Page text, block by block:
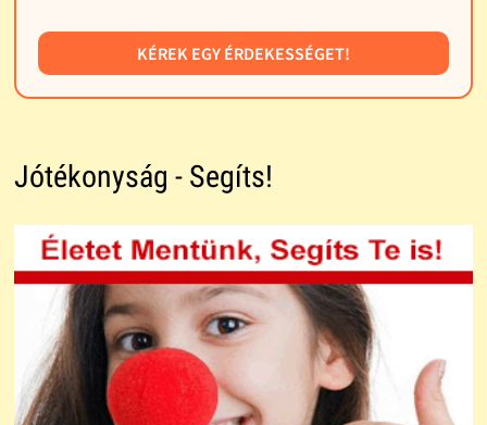
KÉREK EGY ÉRDEKESSÉGET!
Jótékonyság - Segíts!